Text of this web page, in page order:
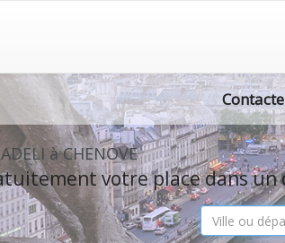
à CHENOVE
votre place dans